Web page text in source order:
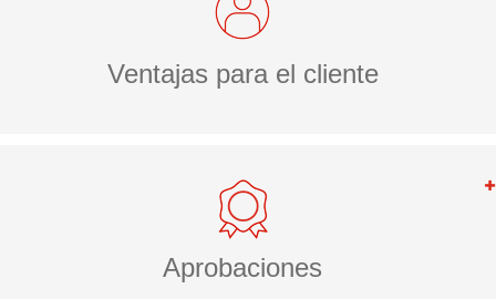
Ventajas para el cliente
Aprobaciones